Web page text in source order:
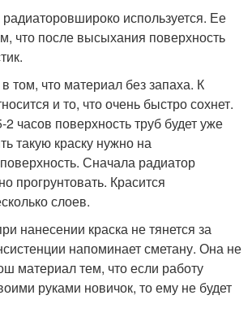
используется. Ее
что после высыхания поверхность
том, что материал без запаха. К
и то, что очень быстро сохнет.
часов поверхность труб будет уже
такую краску нужно на
Сначала радиатор
прогрунтовать. Красится
слоев.
нанесении краска не тянется за
напоминает сметану. Она не
материал тем, что если работу
руками новичок, то ему не будет